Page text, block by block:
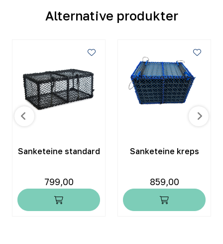
Alternative produkter
Sanketeine standard
799,00
Sanketeine kreps
859,00